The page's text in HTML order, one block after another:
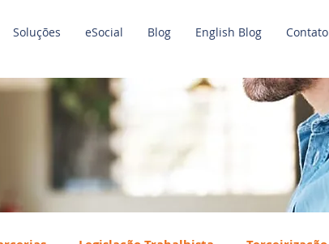
Soluções eSocial Blog English Blog Contato